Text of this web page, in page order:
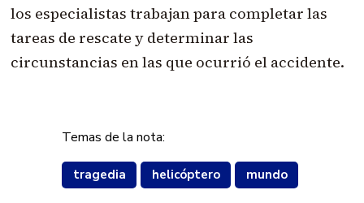
los especialistas trabajan para completar las
tareas de rescate y determinar las
circunstancias en las que ocurrió el accidente.
Temas de la nota:
tragedia helicóptero mundo